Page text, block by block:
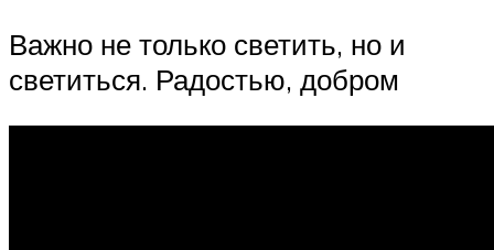
Важно не только светить, но и
светиться. Радостью, добром